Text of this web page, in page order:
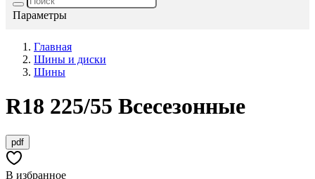
Параметры
Главная
Шины и диски
Шины
R18 225/55 Всесезонные
pdf
В избранное